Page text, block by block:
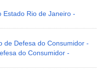
Estado Rio de Janeiro -
de Defesa do Consumidor -
do Consumidor -